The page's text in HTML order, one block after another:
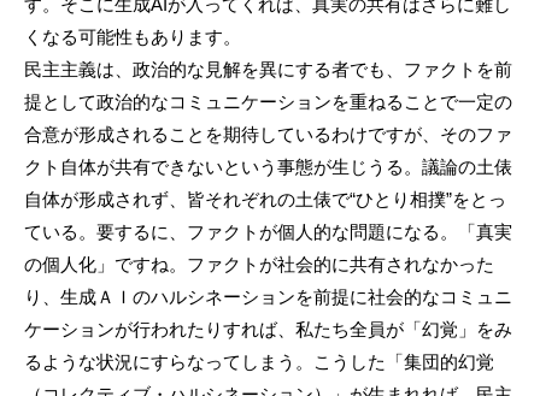
くなる可能性もあります。
民主主義は、政治的な見解を異にする者でも、ファクトを前
提として政治的なコミュニケーションを重ねることで一定の
合意が形成されることを期待しているわけですが、そのファ
クト自体が共有できないという事態が生じうる。議論の土俵
自体が形成されず、皆それぞれの土俵で“ひとり相撲”をとっ
ている。要するに、ファクトが個人的な問題になる。「真実
の個人化」ですね。ファクトが社会的に共有されなかった
り、生成ＡＩのハルシネーションを前提に社会的なコミュニ
ケーションが行われたりすれば、私たち全員が「幻覚」をみ
るような状況にすらなってしまう。こうした「集団的幻覚